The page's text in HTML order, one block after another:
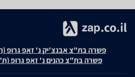
פשרה בת"צ אבנצ'יק נ' זאפ גרופ (ת"צ 23008-
פשרה בת"צ כהנים נ' זאפ גרופ (ת"צ 60371-